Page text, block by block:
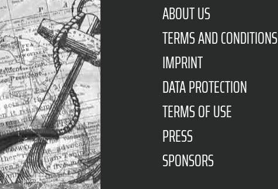
ABOUT US
TERMS AND CONDITIONS
IMPRINT
DATA PROTECTION
TERMS OF USE
PRESS
SPONSORS